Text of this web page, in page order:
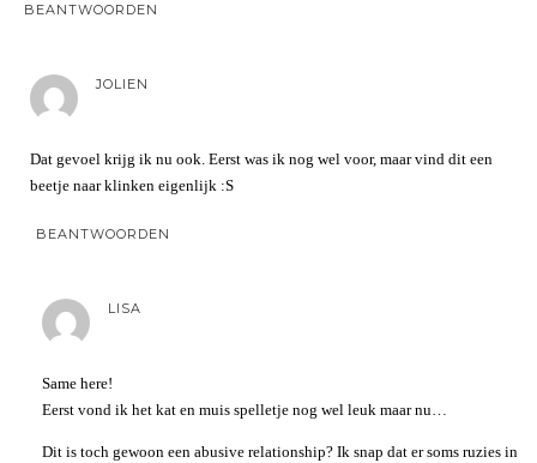
BEANTWOORDEN
JOLIEN
Dat gevoel krijg ik nu ook. Eerst was ik nog wel voor, maar vind dit een
beetje naar klinken eigenlijk :S
BEANTWOORDEN
LISA
Same here!
Eerst vond ik het kat en muis spelletje nog wel leuk maar nu…
Dit is toch gewoon een abusive relationship? Ik snap dat er soms ruzies in